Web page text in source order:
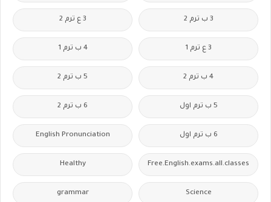
3 ب ترم 2 3 ع ترم 2
3 ع ترم 1 4 ب ترم 1
4 ب ترم 2 5 ب ترم 2
5 ب ترم اول 6 ب ترم 2
6 ب ترم اول English Pronunciation
Free.English.exams.all.classes
Healthy
Science
grammar